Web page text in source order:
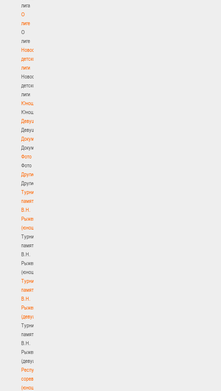
лига
О
лиге
О
лиге
Новости
детской
лиги
Новости
детской
лиги
Юноши
Юноши
Девушки
Девушки
Документы
Документы
Фото
Фото
Другие
Другие
Турнир
памяти
В.Н.
Рыженкова
(юноши)
Турнир
памяти
В.Н.
Рыженкова
(юноши)
Турнир
памяти
В.Н.
Рыженкова
(девушки)
Турнир
памяти
В.Н.
Рыженкова
(девушки)
Республиканские
соревнования
(юноши)